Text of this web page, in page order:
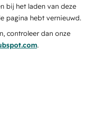
bij het laden van deze
pagina hebt vernieuwd.
controleer dan onze
.